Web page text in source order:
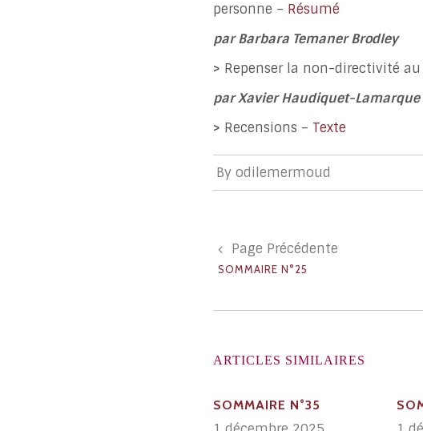
personne – Résumé
par Barbara Temaner Brodley
> Repenser la non-directivité
par Xavier Haudiquet-Lamarque
> Recensions – Texte
By odilemermoud
Page Précédente
SOMMAIRE N°25
ARTICLES SIMILAIRES
SOMMAIRE N°35